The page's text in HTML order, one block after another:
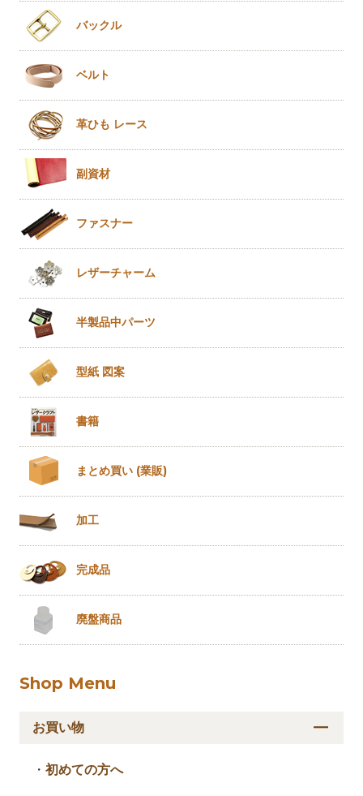
バックル
ベルト
革ひも レース
副資材
ファスナー
レザーチャーム
半製品中パーツ
型紙 図案
書籍
まとめ買い (業販)
加工
完成品
廃盤商品
Shop Menu
お買い物
・初めての方へ